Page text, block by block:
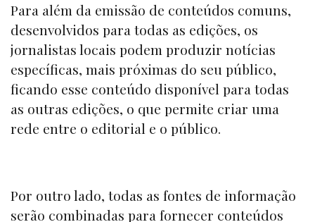
Para além da emissão de conteúdos comuns,
desenvolvidos para todas as edições, os
jornalistas locais podem produzir notícias
específicas, mais próximas do seu público,
ficando esse conteúdo disponível para todas
as outras edições, o que permite criar uma
rede entre o editorial e o público.
Por outro lado, todas as fontes de informação
serão combinadas para fornecer conteúdos